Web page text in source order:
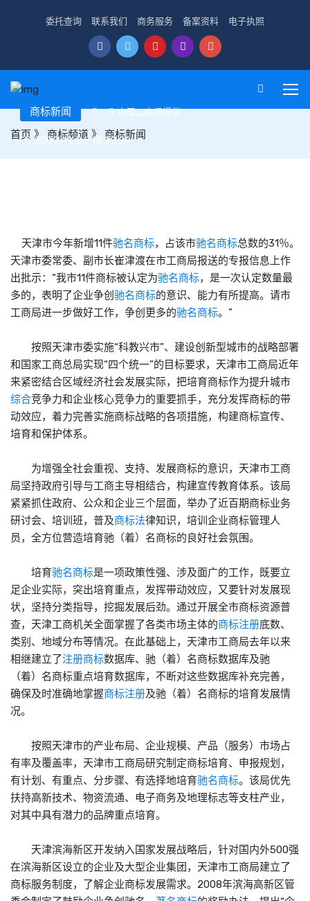
委托查询 联系我们 商务服务 备案资料 电子执照
首页 》 商标频道 》 商标新闻
商标新闻 中国工商报提供
2009-11-06 18:22:29
天津市今年新增11件驰名商标，占该市驰名商标总数的31％。
天津市委常委、副市长崔津渡在市工商局报送的专报信息上作
出批示：“我市11件商标被认定为驰名商标，是一次认定数量最
多的，表明了企业争创 驰名商标的意识、能力有所提高。请市
工商局进一步做好工作，争创更多的驰名商标。”
按照天津市委实施“科教兴市”、建设创新型城市的战略部署
和国家工商总局实现“四个统一”的目标要求，天津市工商局近年
来紧密结合区域经济社会发展实际，把培育商标作为提升城市
综合竞争力和企业核心竞争力的重要抓手，充分发挥商标的带
动效应，着力完善实施商标战略的各项措施，构建商标宣传、
培育和保护体系。
为增强全社会重视、支持、发展商标的意识，天津市工商
局坚持政府引导与工商主导相结合，构建宣传教育体系。该局
紧紧抓住政府、公众和企业三个层面，举办了近百期商标业务
研讨会、培训班，普及商标法律知识，培训企业商标管理人
员，全方位营造培育驰（着）名商标的良好社会氛围。
培育驰名商标是一项政策性强、涉及面广的工作，既要立
足企业实际，突出培育重点，发挥带动效应，又要针对发展现
状，坚持分类指导，挖掘发展后劲。通过开展全市商标资源普
查，天津工商机关全面掌握了各类市场主体的商标注册底数、
类别、地域分布等情况。在此基础上，天津市工商局去年以来
相继建立了注册商标数据库、驰（着）名商标数据库及驰
（着）名商标重点培育数据库，不断对这些数据库补充完善，
确保及时准确地掌握商标注册及驰（着）名商标的培育发展情
况。
按照天津市的产业布局、企业规模、产品（服务）市场占
有率及覆盖率，天津市工商局研究制定商标培育、申报规划，
有计划、有重点、分步骤、有选择地培育驰名商标。该局优先
扶持高新技术、物资流通、电子商务及地理标志等支柱产业，
对其中具有潜力的品牌重点培育。
天津滨海新区开发纳入国家发展战略后，针对国内外500强
在滨海新区设立的企业及大型企业集团，天津市工商局建立了
商标服务制度，了解企业商标发展需求。2008年滨海高新区管